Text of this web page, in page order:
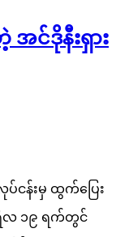
အင်ဒိုနီးရှား
ပ်ငန်းမှ ထွက်ပြေး
ရီလ ၁၉ ရက်တွင်